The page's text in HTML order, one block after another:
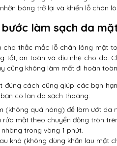
bóng trở lại và khiến lỗ chân
bước làm sạch da
thắc mắc lỗ chân lông mặt
tốt, an toàn và dịu nhẹ cho da.
cũng không làm mất đi hoàn
đúng cách cũng giúp các bạn
có làn da sạch thoáng:
(không quá nóng) để làm ướt da
rửa mặt theo chuyển động tròn
trong vòng 1 phút.
khô (không dùng khăn lau mặt